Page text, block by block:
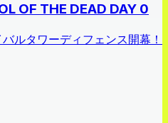
OF THE DEAD DAY 0
ルタワーディフェンス開幕！